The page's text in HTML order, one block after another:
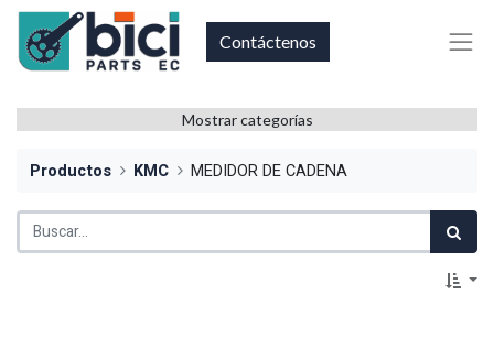
Contáctenos
Mostrar categorías
Productos KMC MEDIDOR DE CADENA